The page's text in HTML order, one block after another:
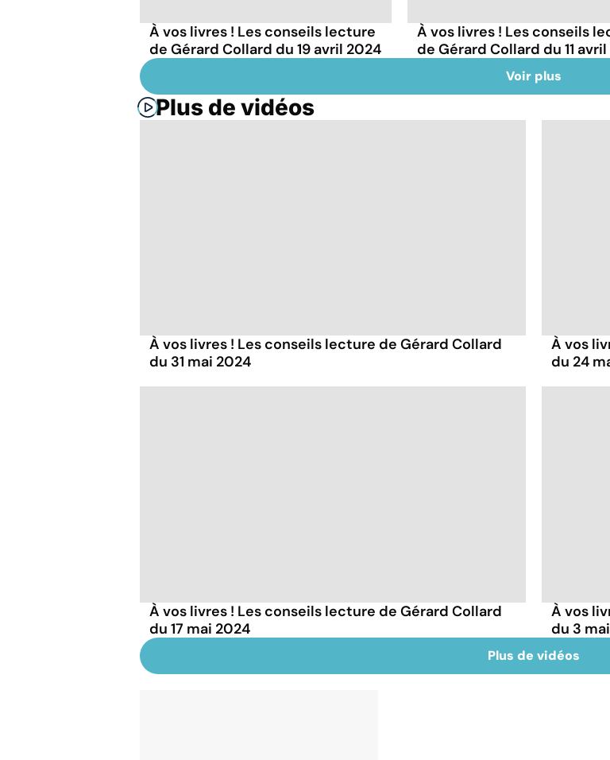
À vos livres ! Les conseils lecture
de Gérard Collard du 19 avril 2024
À vos livres ! Les conseils
de Gérard Collard du 11
Voir plus
Plus de vidéos
À vos livres ! Les conseils lecture de Gérard Collard
du 31 mai 2024
À vos
du 24
À vos livres ! Les conseils lecture de Gérard Collard
du 17 mai 2024
À vos
du 3
Plus de vidéos